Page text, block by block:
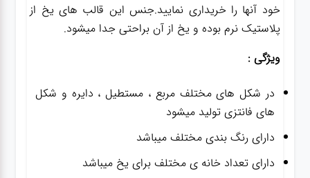
خود آنها را خریداری نمایید.جنس این قالب های یخ از
پلاستیک نرم بوده و یخ از آن براحتی جدا میشود.
ویژگی :
در شکل های مختلف مربع ، مستطیل ، دایره و شکل
های فانتزی تولید میشود
دارای رنگ بندی مختلف میباشد
دارای تعداد خانه ی مختلف برای یخ میباشد